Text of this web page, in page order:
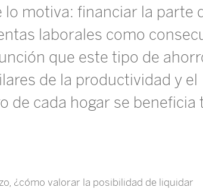
motiva: financiar la parte
laborales como
que este tipo de
de la productividad y el
de cada hogar se beneficia
¿cómo valorar la posibilidad de liquidar